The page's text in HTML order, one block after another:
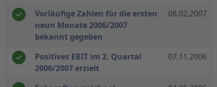
Vorläufige Zahlen für die ersten
neun Monate 2006/2007
bekannt gegeben
08.02.2007
Positives EBIT im 2. Quartal
2006/2007 erzielt
07.11.2006